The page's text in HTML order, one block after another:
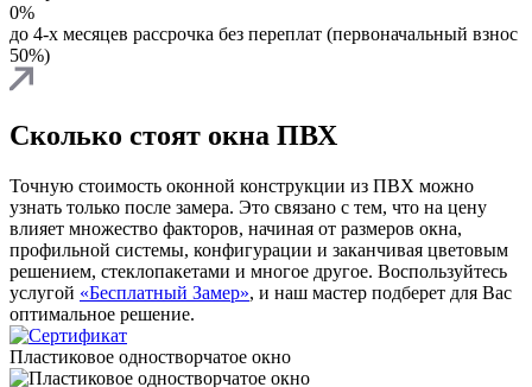
0%
до 4-х месяцев рассрочка без переплат (первоначальный взнос
50%)
Сколько стоят окна ПВХ
Точную стоимость оконной конструкции из ПВХ можно
узнать только после замера. Это связано с тем, что на цену
влияет множество факторов, начиная от размеров окна,
профильной системы, конфигурации и заканчивая цветовым
решением, стеклопакетами и многое другое. Воспользуйтесь
услугой «Бесплатный Замер», и наш мастер подберет для Вас
оптимальное решение.
Пластиковое одностворчатое окно